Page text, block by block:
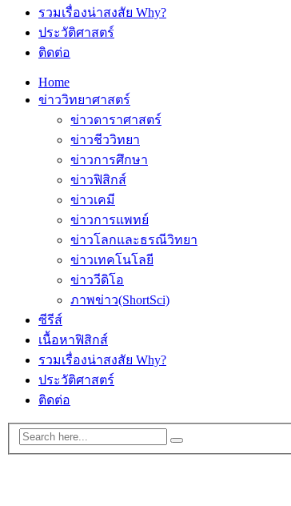
รวมเรื่องน่าสงสัย Why?
ประวัติศาสตร์
ติดต่อ
Home
ข่าววิทยาศาสตร์
ข่าวดาราศาสตร์
ข่าวชีววิทยา
ข่าวการศึกษา
ข่าวฟิสิกส์
ข่าวเคมี
ข่าวการแพทย์
ข่าวโลกและธรณีวิทยา
ข่าวเทคโนโลยี
ข่าววีดิโอ
ภาพข่าว(ShortSci)
ซีรีส์
เนื้อหาฟิสิกส์
รวมเรื่องน่าสงสัย Why?
ประวัติศาสตร์
ติดต่อ